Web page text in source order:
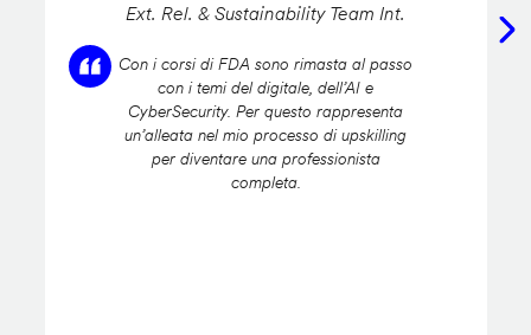
Ext. Rel. & Sustainability Team Int.
Con i corsi di FDA sono rimasta al passo
con i temi del digitale, dell’AI e
CyberSecurity. Per questo rappresenta
un’alleata nel mio processo di upskilling
per diventare una professionista
completa.